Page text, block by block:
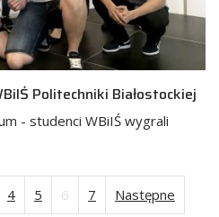
Politechniki Białostockiej
- studenci WBiIŚ wygrali
Stronicowanie
4 5 6 7 Następne